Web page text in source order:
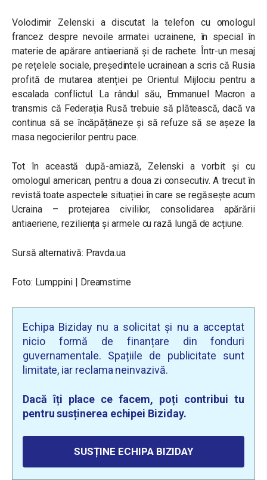
Volodimir Zelenski a discutat la telefon cu omologul
francez despre nevoile armatei ucrainene, în special în
materie de apărare antiaeriană și de rachete. Într-un mesaj
pe rețelele sociale, președintele ucrainean a scris că Rusia
profită de mutarea atenției pe Orientul Mijlociu pentru a
escalada conflictul. La rândul său, Emmanuel Macron a
transmis că Federația Rusă trebuie să plătească, dacă va
continua să se încăpățâneze și să refuze să se așeze la
masa negocierilor pentru pace.
Tot în această după-amiază, Zelenski a vorbit și cu
omologul american, pentru a doua zi consecutiv. A trecut în
revistă toate aspectele situației în care se regăsește acum
Ucraina – protejarea civililor, consolidarea apărării
antiaeriene, reziliența și armele cu rază lungă de acțiune.
Sursă alternativă: Pravda.ua
Foto: Lumppini | Dreamstime
Echipa Biziday nu a solicitat și nu a acceptat
nicio formă de finanțare din fonduri
guvernamentale. Spațiile de publicitate sunt
limitate, iar reclama neinvazivă.
Dacă îți place ce facem, poți contribui tu
pentru susținerea echipei Biziday.
SUSȚINE ECHIPA BIZIDAY